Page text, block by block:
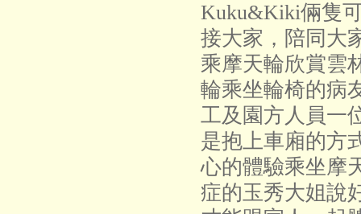
Kuku&Kiki倆隻
接大家，陪同大
乘摩天輪欣賞雲
輪乘坐輪椅的病
工及園方人員一
是抱上車廂的方
心的體驗乘坐摩
症的玉秀大姐說